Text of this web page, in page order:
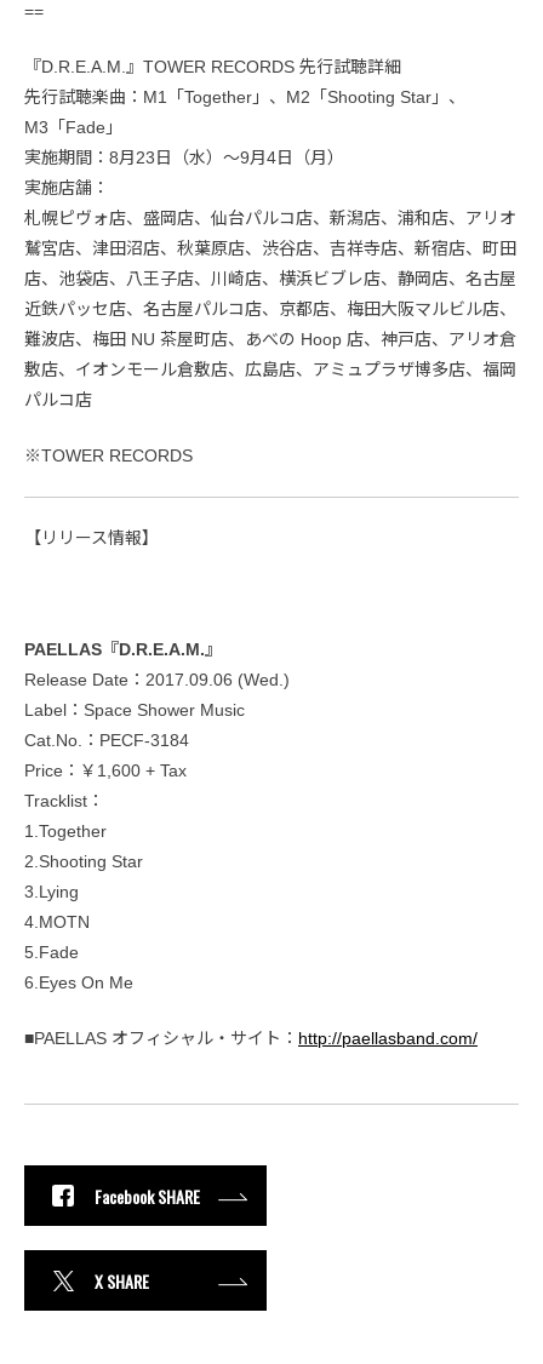
==
『D.R.E.A.M.』TOWER RECORDS 先行試聴詳細
先行試聴楽曲：M1「Together」、M2「Shooting Star」、
M3「Fade」
実施期間：8月23日（水）〜9月4日（月）
実施店舗：
札幌ピヴォ店、盛岡店、仙台パルコ店、新潟店、浦和店、アリオ
鷲宮店、津田沼店、秋葉原店、渋谷店、吉祥寺店、新宿店、町田
店、池袋店、八王子店、川崎店、横浜ビブレ店、静岡店、名古屋
近鉄パッセ店、名古屋パルコ店、京都店、梅田大阪マルビル店、
難波店、梅田 NU 茶屋町店、あべの Hoop 店、神戸店、アリオ倉
敷店、イオンモール倉敷店、広島店、アミュプラザ博多店、福岡
パルコ店
※TOWER RECORDS
【リリース情報】
PAELLAS『D.R.E.A.M.』
Release Date：2017.09.06 (Wed.)
Label：Space Shower Music
Cat.No.：PECF-3184
Price：￥1,600 + Tax
Tracklist：
1.Together
2.Shooting Star
3.Lying
4.MOTN
5.Fade
6.Eyes On Me
■PAELLAS オフィシャル・サイト： http://paellasband.com/
Facebook SHARE
X SHARE